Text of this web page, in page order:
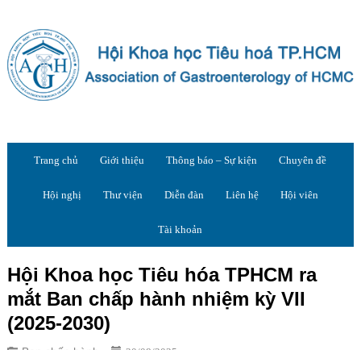
Trang chủ Giới thiệu Thông báo – Sự kiện Chuyên đề
Hội nghị Thư viện Diễn đàn Liên hệ Hội viên
Tài khoản
Hội Khoa học Tiêu hóa TPHCM ra
mắt Ban chấp hành nhiệm kỳ VII
(2025-2030)